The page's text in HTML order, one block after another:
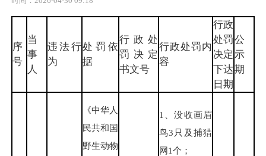
序
号
当
事
人
违法行
为
处罚依
据
行政处
罚决定
书文号
行政处罚内
容
行政
处罚
决定
下达
日期
公
示
期
《中华人
民共和国
野生动物
1、没收画眉
鸟3只及捕猎
网1个；